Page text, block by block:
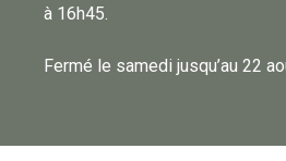
à 16h45.
Fermé le samedi jusqu’au 22